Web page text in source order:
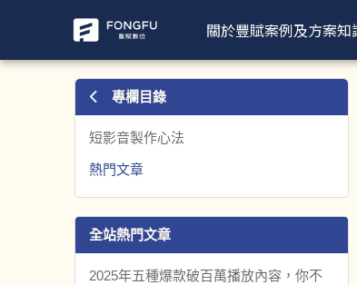
關於豐賦案例及方案知
專欄目錄
短影音製作心法
熱門文章
全站熱門文章
2025年五種爆款破百萬播放內容，你不